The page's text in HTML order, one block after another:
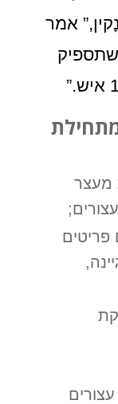
אמר
מקומות מעצר
עצורים פריטים
בין עצורים